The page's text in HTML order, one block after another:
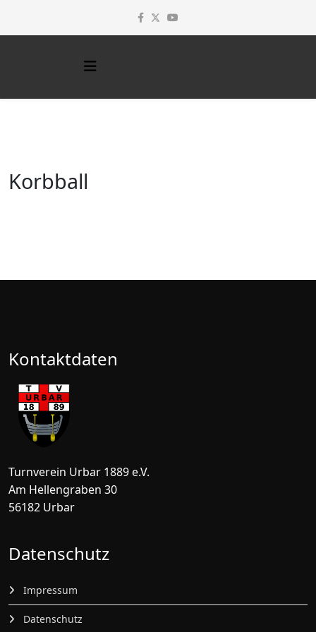
Korbball
Kontaktdaten
Turnverein Urbar 1889 e.V.
Am Hellengraben 30
56182 Urbar
Datenschutz
Impressum
Datenschutz